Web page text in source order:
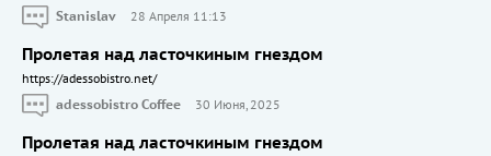
Stanislav
28 Апреля 11:13
Пролетая над ласточкиным гнездом
https://adessobistro.net/
adessobistro Coffee
30 Июня, 2025
Пролетая над ласточкиным гнездом